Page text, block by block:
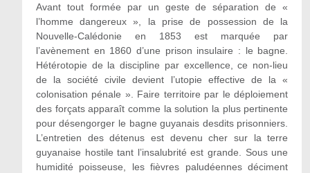
Avant tout formée par un geste de séparation de «
l’homme dangereux », la prise de possession de la
Nouvelle-Calédonie en 1853 est marquée par
l’avènement en 1860 d’une prison insulaire : le bagne.
Hétérotopie de la discipline par excellence, ce non-lieu
de la société civile devient l’utopie effective de la «
colonisation pénale ». Faire territoire par le déploiement
des forçats apparaît comme la solution la plus pertinente
pour désengorger le bagne guyanais desdits prisonniers.
L’entretien des détenus est devenu cher sur la terre
guyanaise hostile tant l’insalubrité est grande. Sous une
humidité poisseuse, les fièvres paludéennes déciment